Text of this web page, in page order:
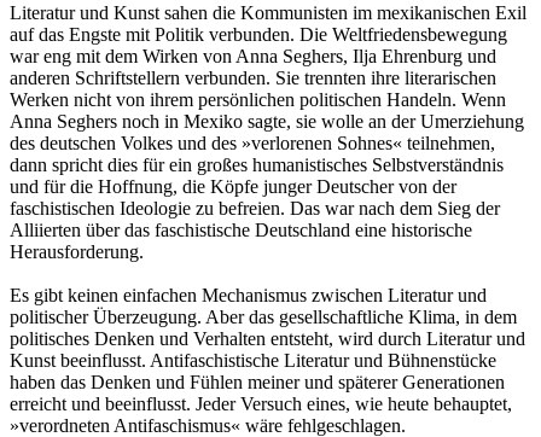
Literatur und Kunst sahen die Kommunisten im mexikanischen Exil
auf das Engste mit Politik verbunden. Die Weltfriedensbewegung
war eng mit dem Wirken von Anna Seghers, Ilja Ehrenburg und
anderen Schriftstellern verbunden. Sie trennten ihre literarischen
Werken nicht von ihrem persönlichen politischen Handeln. Wenn
Anna Seghers noch in Mexiko sagte, sie wolle an der Umerziehung
des deutschen Volkes und des »verlorenen Sohnes« teilnehmen,
dann spricht dies für ein großes humanistisches Selbstverständnis
und für die Hoffnung, die Köpfe junger Deutscher von der
faschistischen Ideologie zu befreien. Das war nach dem Sieg der
Alliierten über das faschistische Deutschland eine historische
Herausforderung.
Es gibt keinen einfachen Mechanismus zwischen Literatur und
politischer Überzeugung. Aber das gesellschaftliche Klima, in dem
politisches Denken und Verhalten entsteht, wird durch Literatur und
Kunst beeinflusst. Antifaschistische Literatur und Bühnenstücke
haben das Denken und Fühlen meiner und späterer Generationen
erreicht und beeinflusst. Jeder Versuch eines, wie heute behauptet,
»verordneten Antifaschismus« wäre fehlgeschlagen.